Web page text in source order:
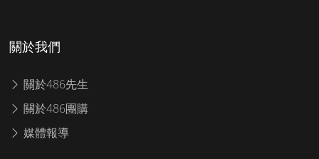
關於我們
關於486先生
關於486團購
媒體報導